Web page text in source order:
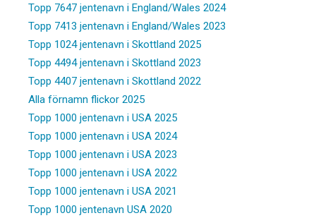
Topp 7647 jentenavn i England/Wales 2024
Topp 7413 jentenavn i England/Wales 2023
Topp 1024 jentenavn i Skottland 2025
Topp 4494 jentenavn i Skottland 2023
Topp 4407 jentenavn i Skottland 2022
Alla förnamn flickor 2025
Topp 1000 jentenavn i USA 2025
Topp 1000 jentenavn i USA 2024
Topp 1000 jentenavn i USA 2023
Topp 1000 jentenavn i USA 2022
Topp 1000 jentenavn i USA 2021
Topp 1000 jentenavn USA 2020